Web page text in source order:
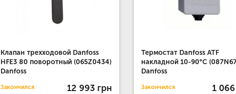
Клапан трехходовой Danfoss
HFE3 80 поворотный (065Z0434)
Danfoss
Закончился 12 993 грн
Термостат Danfoss ATF
накладной 10-90°С
Danfoss
Закончился 1